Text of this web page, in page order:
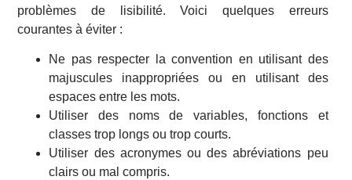
problèmes de lisibilité. Voici quelques erreurs
courantes à éviter :
Ne pas respecter la convention en utilisant des
majuscules inappropriées ou en utilisant des
espaces entre les mots.
Utiliser des noms de variables, fonctions et
classes trop longs ou trop courts.
Utiliser des acronymes ou des abréviations peu
clairs ou mal compris.